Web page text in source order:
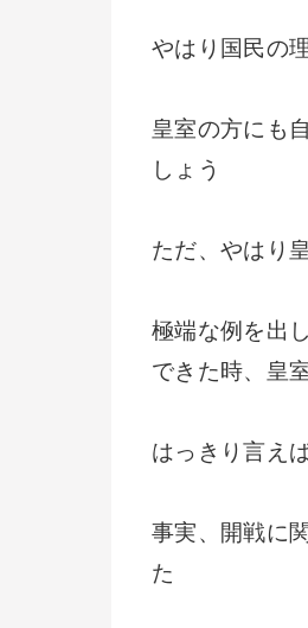
やはり国民の
皇室の方にも
しょう
ただ、やはり
極端な例を出
できた時、皇
はっきり言え
事実、開戦に
た